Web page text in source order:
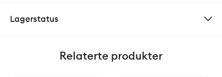
Lagerstatus
Relaterte produkter